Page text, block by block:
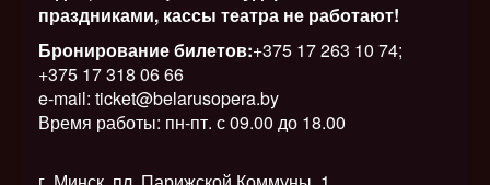
праздниками, кассы театра не работают!
Бронирование билетов:+375 17 263 10 74;
+375 17 318 06 66
e-mail: ticket@belarusopera.by
Время работы: пн-пт. с 09.00 до 18.00